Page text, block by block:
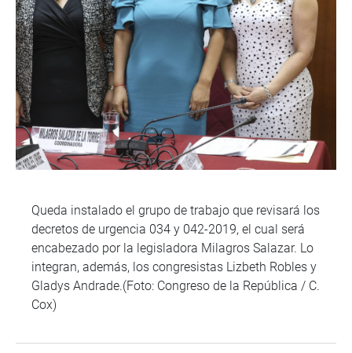
Queda instalado el grupo de trabajo que revisará los
decretos de urgencia 034 y 042-2019, el cual será
encabezado por la legisladora Milagros Salazar. Lo
integran, además, los congresistas Lizbeth Robles y
Gladys Andrade.(Foto: Congreso de la República / C.
Cox)